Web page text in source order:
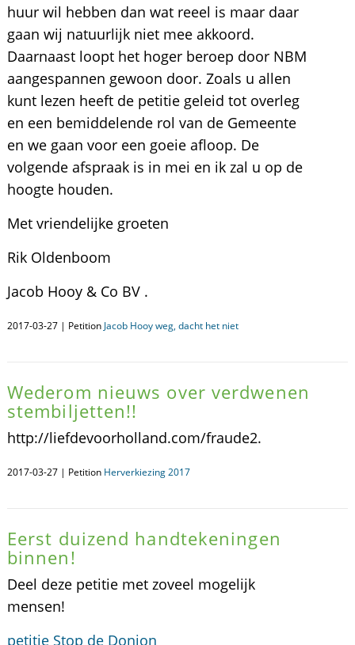
huur wil hebben dan wat reeel is maar daar
gaan wij natuurlijk niet mee akkoord.
Daarnaast loopt het hoger beroep door NBM
aangespannen gewoon door. Zoals u allen
kunt lezen heeft de petitie geleid tot overleg
en een bemiddelende rol van de Gemeente
en we gaan voor een goeie afloop. De
volgende afspraak is in mei en ik zal u op de
hoogte houden.
Met vriendelijke groeten
Rik Oldenboom
Jacob Hooy & Co BV .
2017-03-27 | Petition Jacob Hooy weg, dacht het niet
Wederom nieuws over verdwenen
stembiljetten!!
http://liefdevoorholland.com/fraude2.
2017-03-27 | Petition Herverkiezing 2017
Eerst duizend handtekeningen
binnen!
Deel deze petitie met zoveel mogelijk
mensen!
petitie Stop de Donjon